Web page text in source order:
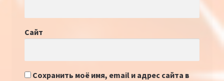
Сайт
Сохранить моё имя, email и адрес сайта в